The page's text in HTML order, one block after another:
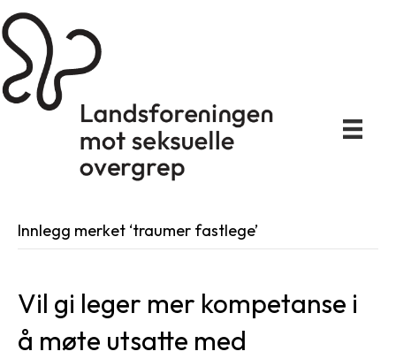
Innlegg merket ‘traumer fastlege’
Vil gi leger mer kompetanse i
å møte utsatte med